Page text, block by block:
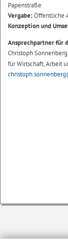
Papenstraße
Vergabe:Öffentliche
Konzeption und
Ansprechpartner für
Christoph
für Wirtschaft, Arbeit